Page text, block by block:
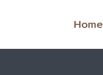
content
Home